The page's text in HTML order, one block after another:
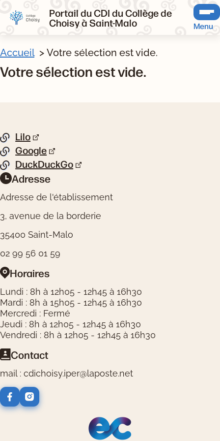
Portail du CDI du Collège de
Choisy à Saint-Malo Menu
Accueil Votre sélection est vide.
Votre sélection est vide.
Pied de page
Liste de liens
Lilo
Google
DuckDuckGo
Informations pratiques
Adresse
Adresse de l'établissement
3, avenue de la borderie
35400 Saint-Malo
02 99 56 01 59
Horaires
Lundi : 8h à 12h05 - 12h45 à 16h30
Mardi : 8h à 15h05 - 12h45 à 16h30
Mercredi : Fermé
Jeudi : 8h à 12h05 - 12h45 à 16h30
Vendredi : 8h à 12h05 - 12h45 à 16h30
Contact
mail : cdichoisy.iper@laposte.net
Logos réseaux sociaux